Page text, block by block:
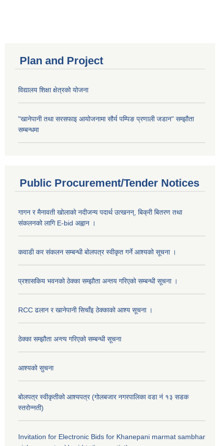
Plan and Project
विद्यालय शिक्षा क्षेत्रको योजना
"खानेपानी तथा सरसफाइ आयोजनामा सौर्य पम्पिङ प्रणाली जडान" सम्झौता
सम्बन्धमा
Public Procurement/Tender Notices
गागन र मैनावती खोलाको नदीजन्य पदार्थ उत्खनन्, बिक्री बितरण तथा
संकलनको लागि E-bid अह्वान ।
कवाडी कर संकलन सम्बन्धी बोलपत्र स्वीकृत गर्ने आश्यको सूचना ।
प्रशासकिय भवनको ठेक्का सम्झौता अन्तय गरिएको सम्बन्धी सूचना ।
RCC ढलान र खानेपानी सिचाँइ ठेक्काको आश्य सूचना ।
ठेक्का सम्झौता अन्त्य गरिएको सम्बन्धी सूचना
आश्यको सुचना
बोलपत्र स्वीकृतीको आश्यपत्र (गोलबजार नगरपालिका वडा नं १३ सडक
स्तरोन्नती)
Invitation for Electronic Bids for Khanepani marmat sambhar